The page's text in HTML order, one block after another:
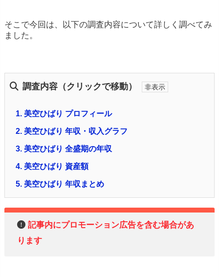
そこで今回は、以下の調査内容について詳しく調べてみ
ました。
調査内容（クリックで移動）
1. 美空ひばり プロフィール
2. 美空ひばり 年収・収入グラフ
3. 美空ひばり 全盛期の年収
4. 美空ひばり 資産額
5. 美空ひばり 年収まとめ
記事内にプロモーション広告を含む場合があ
ります